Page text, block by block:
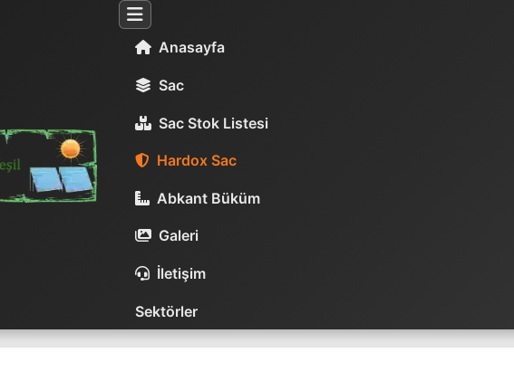
Anasayfa
Sac
Sac Stok Listesi
Hardox Sac
Abkant Büküm
Galeri
İletişim
Sektörler